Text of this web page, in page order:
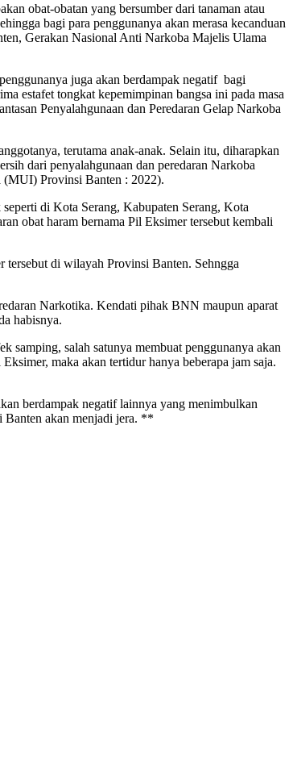
obat-obatan yang bersumber dari tanaman atau
bagi para penggunanya akan merasa kecanduan
Gerakan Nasional Anti Narkoba Majelis Ulama
juga akan berdampak negatif bagi
estafet tongkat kepemimpinan bangsa ini pada masa
Penyalahgunaan dan Peredaran Gelap Narkoba
terutama anak-anak. Selain itu, diharapkan
dari penyalahgunaan dan peredaran Narkoba
(MUI) Provinsi Banten : 2022).
di Kota Serang, Kabupaten Serang, Kota
obat haram bernama Pil Eksimer tersebut kembali
tersebut di wilayah Provinsi Banten. Sehngga
Narkotika. Kendati pihak BNN maupun aparat
habisnya.
samping, salah satunya membuat penggunanya akan
maka akan tertidur hanya beberapa jam saja.
berdampak negatif lainnya yang menimbulkan
Banten akan menjadi jera. **